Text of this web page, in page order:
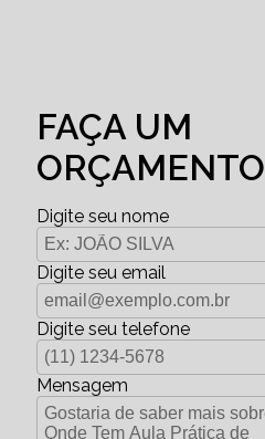
FAÇA UM
ORÇAMENTO
Digite seu nome
Digite seu email
Digite seu telefone
Mensagem